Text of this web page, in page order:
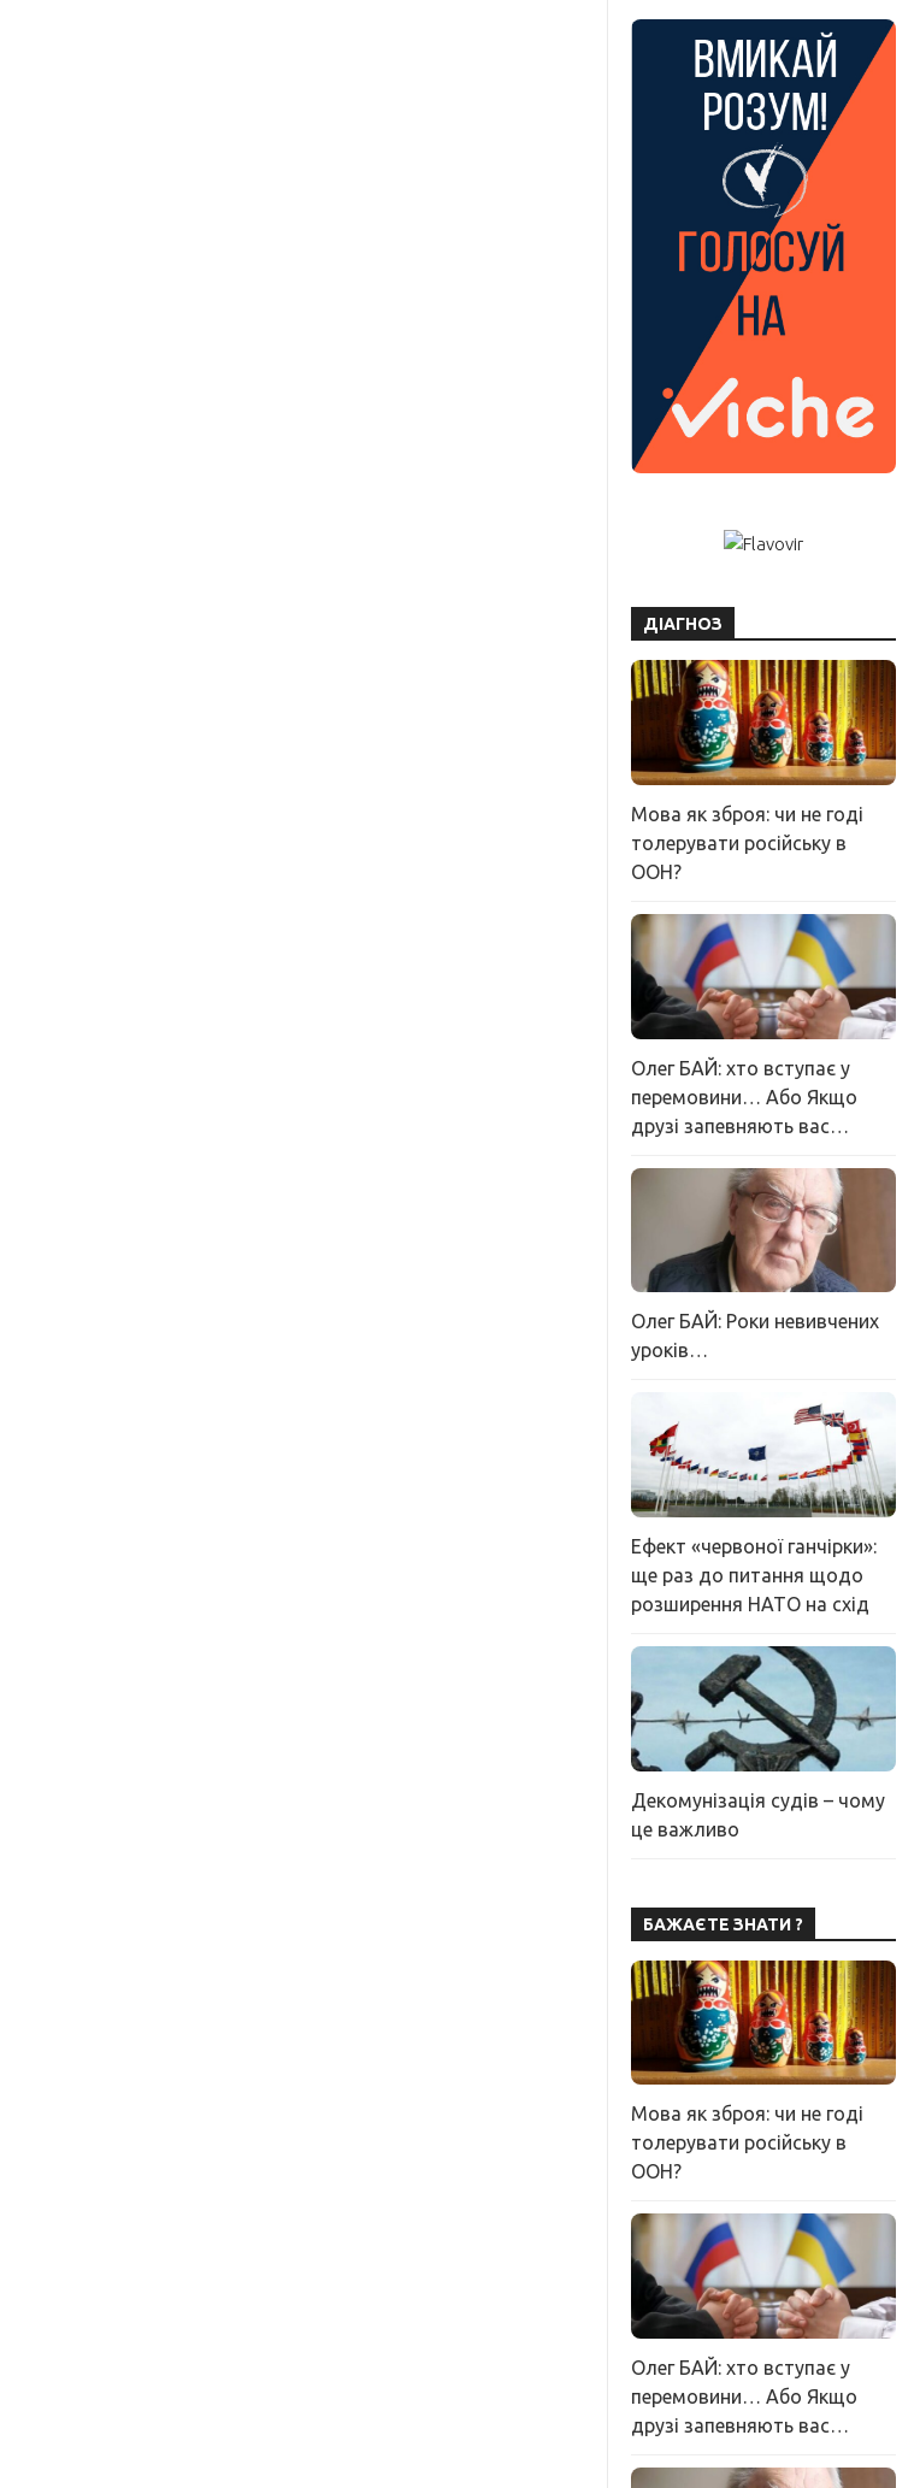
ДІАГНОЗ
Мова як зброя: чи не годі
толерувати російську в
ООН?
Олег БАЙ: хто вступає у
перемовини… Або Якщо
друзі запевняють вас…
Олег БАЙ: Роки невивчених
уроків…
Ефект «червоної ганчірки»:
ще раз до питання щодо
розширення НАТО на схід
Декомунізація судів – чому
це важливо
БАЖАЄТЕ ЗНАТИ ?
Мова як зброя: чи не годі
толерувати російську в
ООН?
Олег БАЙ: хто вступає у
перемовини… Або Якщо
друзі запевняють вас…